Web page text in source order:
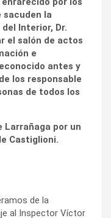
sacuden la
Interior, Dr.
el salón de actos
e
antes y
los responsable
de todos los
Larrañaga por un
Castiglioni.
de la
al Inspector Víctor